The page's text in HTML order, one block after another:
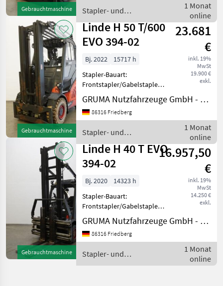
Gebrauchtmaschine
Gabelträger - Vollkabine,
Türe links geteilt - Heizung -
Stapler- und
Lagertechnik / Linde
1 Monat
online
Gebrauchtmaschine
Linde H 50 T/600
EVO 394-02
23.681
€
inkl. 19%
MwSt
19.900 €
exkl.
Bj. 2022
15717 h
Stapler-Bauart:
Frontstapler/Gabelstapler -
Fahrzeug:
Doppelzusatzhydraulik -
Mast:
Gabelträger - Vollkabine -
Getränkeausführung -
Heizung &
GRUMA Nutzfahrzeuge GmbH - Staplertechnik
86316 Friedberg
Stapler- und
Lagertechnik / Linde
1 Monat
online
Gebrauchtmaschine
Linde H 40 T EVO
394-02
16.957,50
€
inkl. 19%
MwSt
14.250 €
exkl.
Bj. 2020
14323 h
Stapler-Bauart:
Frontstapler/Gabelstapler -
Fahrzeug:
Doppelzusatzhydraulik -
Mast:
Gabelträger -
Dreifachklammer DURWEN
GRUMA Nutzfahrzeuge GmbH - Staplertechnik
86316 Friedberg
Stapler- und
Lagertechnik / Linde
1 Monat
online